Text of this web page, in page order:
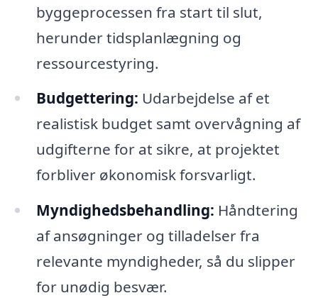
byggeprocessen fra start til slut,
herunder tidsplanlægning og
ressourcestyring.
Budgettering: Udarbejdelse af et
realistisk budget samt overvågning af
udgifterne for at sikre, at projektet
forbliver økonomisk forsvarligt.
Myndighedsbehandling: Håndtering
af ansøgninger og tilladelser fra
relevante myndigheder, så du slipper
for unødig besvær.